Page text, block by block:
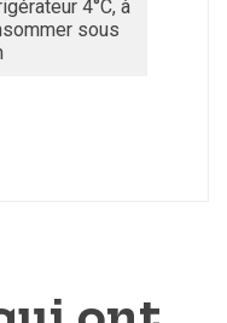
4°C, à
sous